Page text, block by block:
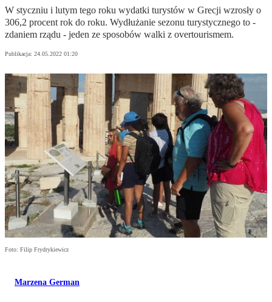
W styczniu i lutym tego roku wydatki turystów w Grecji wzrosły o
306,2 procent rok do roku. Wydłużanie sezonu turystycznego to -
zdaniem rządu - jeden ze sposobów walki z overtourismem.
Publikacja: 24.05.2022 01:20
Foto: Filip Frydrykiewicz
Marzena German